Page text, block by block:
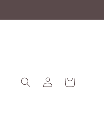
InloggenWinkelwagen